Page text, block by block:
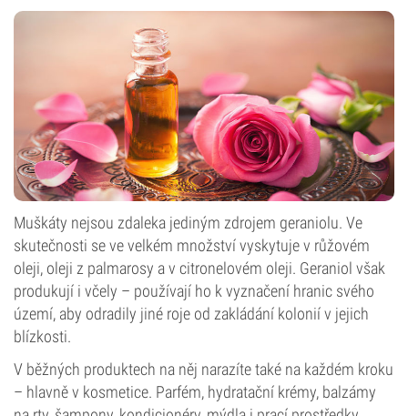
Muškáty nejsou zdaleka jediným zdrojem geraniolu. Ve
skutečnosti se ve velkém množství vyskytuje v růžovém
oleji, oleji z palmarosy a v citronelovém oleji. Geraniol však
produkují i včely – používají ho k vyznačení hranic svého
území, aby odradily jiné roje od zakládání kolonií v jejich
blízkosti.
V běžných produktech na něj narazíte také na každém kroku
– hlavně v kosmetice. Parfém, hydratační krémy, balzámy